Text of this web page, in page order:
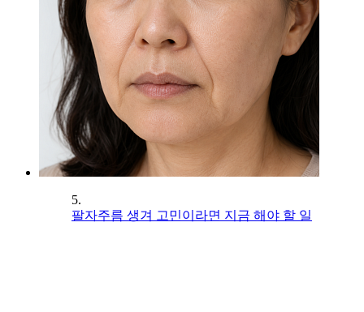
5.
팔자주름 생겨 고민이라면 지금 해야 할 일